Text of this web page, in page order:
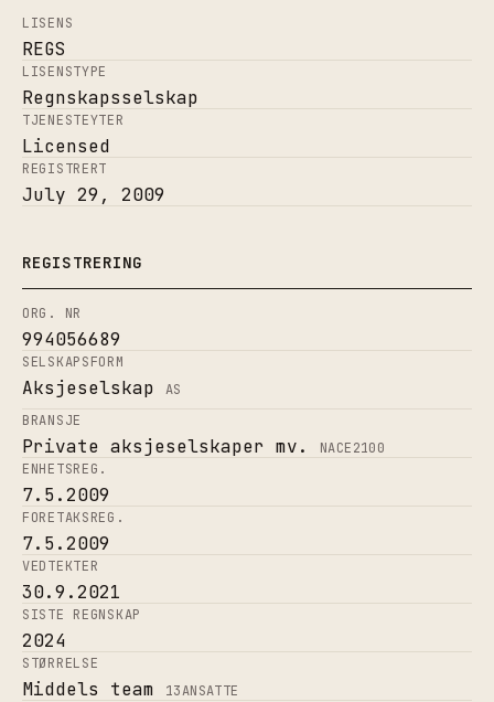
LISENS
REGS
LISENSTYPE
Regnskapsselskap
TJENESTEYTER
Licensed
REGISTRERT
July 29, 2009
REGISTRERING
ORG. NR
994056689
SELSKAPSFORM
Aksjeselskap
AS
BRANSJE
Private aksjeselskaper mv. NACE2100
ENHETSREG.
7.5.2009
FORETAKSREG.
7.5.2009
VEDTEKTER
30.9.2021
SISTE REGNSKAP
2024
STØRRELSE
Middels team 13ANSATTE